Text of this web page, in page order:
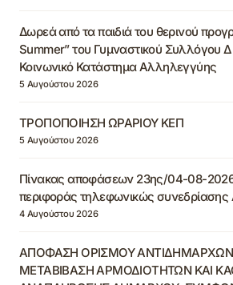
Δωρεά από τα παιδιά του θερινού
Summer” του Γυμναστικού Συλλόγου
Κοινωνικό Κατάστημα Αλληλεγγύης
5 Αυγούστου 2026
ΤΡΟΠΟΠΟΙΗΣΗ ΩΡΑΡΙΟΥ ΚΕΠ
5 Αυγούστου 2026
Πίνακας αποφάσεων 23ης/04-08-2026
περιφοράς τηλεφωνικώς
4 Αυγούστου 2026
ΑΠΟΦΑΣΗ ΟΡΙΣΜΟΥ
ΜΕΤΑΒΙΒΑΣΗ ΑΡΜΟΔΙΟΤΗΤΩΝ ΚΑΙ